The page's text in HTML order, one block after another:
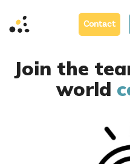
Contact
Join the
world